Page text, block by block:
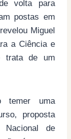
volta para
postas em
Miguel
a Ciência e
trata de um
temer uma
proposta
Nacional de